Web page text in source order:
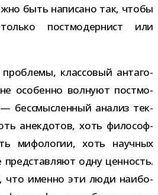
быть напи­сано так, чтобы
пост­мо­дер­нист или
клас­со­вый анта­го­
осо­бенно вол­нуют пост­мо­
бес­смыс­лен­ный ана­лиз тек­
анек­до­тов, хоть фило­соф­
мифо­ло­гии, хоть науч­ных
одну цен­ность.
что именно эти люди наи­бо­